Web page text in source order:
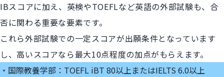
IBスコアに加え、英検やTOEFLなど英語の外部試験も、合
否に関わる重要な要素です。
これら外部試験での一定スコアが出願条件となっています
し、高いスコアなら最大10点程度の加点がもらえます。
国際教養学部：TOEFL iBT 80以上またはIELTS 6.0以上